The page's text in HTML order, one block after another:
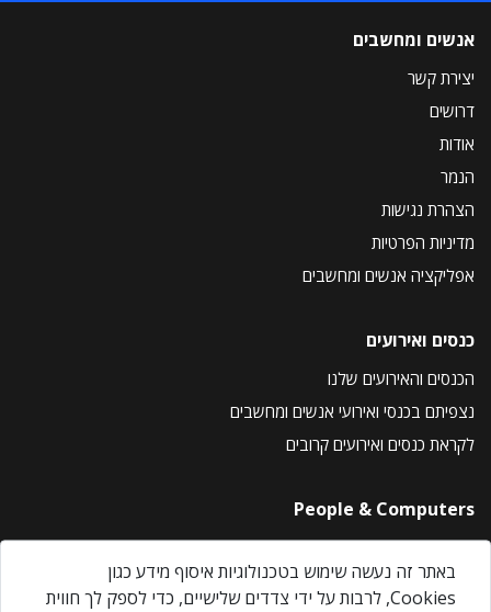
אנשים ומחשבים
יצירת קשר
דרושים
אודות
הנמר
הצהרת נגישות
מדיניות הפרטיות
אפליקציה אנשים ומחשבים
כנסים ואירועים
הכנסים והאירועים שלנו
נצפיתם בכנסי ואירועי אנשים ומחשבים
לקראת כנסים ואירועים קרובים
People & Computers
About Us
Privacy Policy
באתר זה נעשה שימוש בטכנולוגיות איסוף מידע כגון
Cookies, לרבות על ידי צדדים שלישיים, כדי לספק לך חווית